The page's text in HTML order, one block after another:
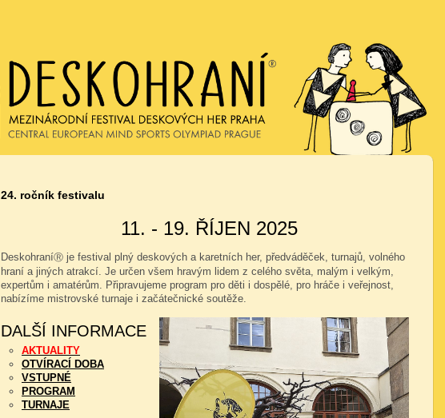
24. ročník festivalu
11. - 19. ŘÍJEN 2025
DeskohraníⓇ je festival plný deskových a karetních her, předváděček, turnajů, volného
hraní a jiných atrakcí. Je určen všem hravým lidem z celého světa, malým i velkým,
expertům i amatérům. Připravujeme program pro děti i dospělé, pro hráče i veřejnost,
nabízíme mistrovské turnaje i začátečnické soutěže.
DALŠÍ INFORMACE
AKTUALITY
OTVÍRACÍ DOBA
VSTUPNÉ
PROGRAM
TURNAJE